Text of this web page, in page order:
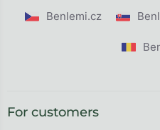
Benlemi.cz
For customers